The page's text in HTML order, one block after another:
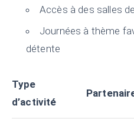
Accès à des salles
Journées à thème
détente
Type
d’activité